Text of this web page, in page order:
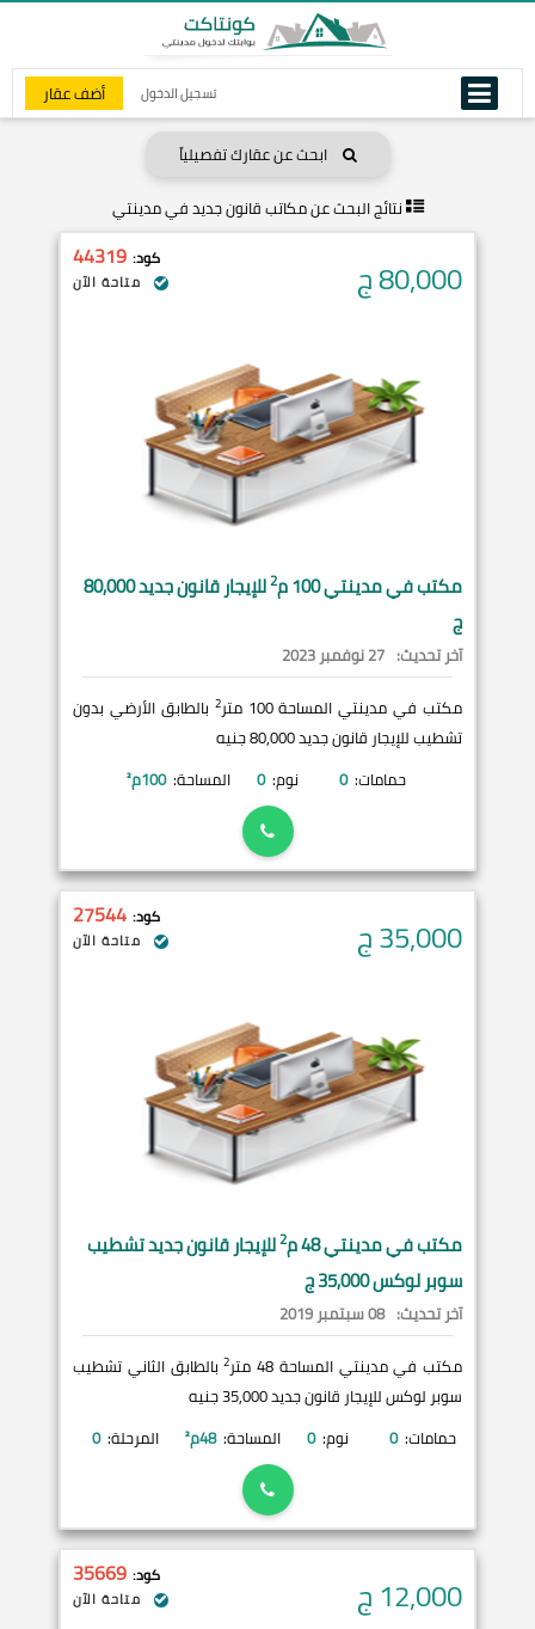
تسجيل الدخول أضف عقار
ابحث عن عقارك تفصيلياً
نتائج البحث عنمكاتب قانون جديد في مدينتي
80,000ج كود: 44319
متاحة الآن
مكتب فيمدينتي100 م 2
للإيجار قانون جديد 80,000
ج
آخر تحديث: 27 نوفمبر 2023
مكتب في مدينتي المساحة 100 متر
2 بالطابق الأرضي بدون
تشطيب للإيجار قانون جديد 80,000 جنيه
حمامات: 0 نوم: 0 المساحة: 100م²
35,000ج كود: 27544
متاحة الآن
مكتب فيمدينتي48 م 2للإيجار قانون جديد تشطيب
سوبر لوكس 35,000 ج
آخر تحديث: 08 سبتمبر 2019
مكتب في مدينتي المساحة 48 متر
2بالطابق الثاني تشطيب
سوبر لوكس للإيجار قانون جديد 35,000 جنيه
حمامات: 0 نوم: 0 المساحة: 48م² المرحلة: 0
12,000ج كود: 35669
متاحة الآن